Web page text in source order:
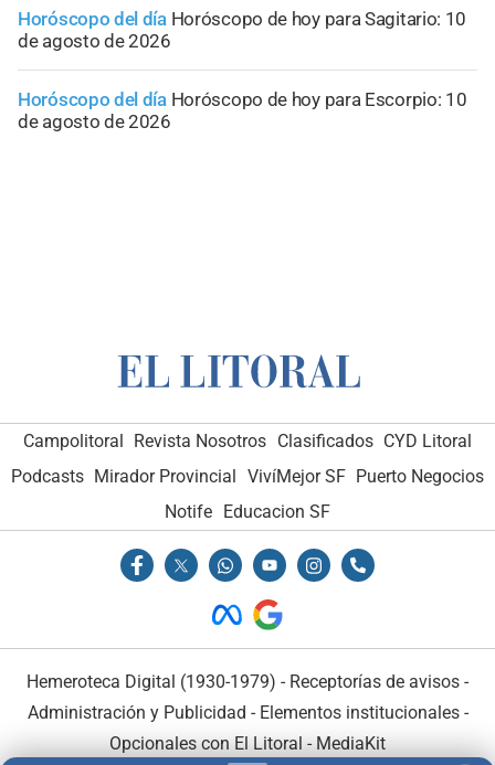
Horóscopo del día Horóscopo de hoy para Sagitario: 10
de agosto de 2026
Horóscopo del día Horóscopo de hoy para Escorpio: 10
de agosto de 2026
Campolitoral Revista Nosotros Clasificados CYD Litoral
Podcasts Mirador Provincial VivíMejor SF Puerto Negocios
Notife Educacion SF
Hemeroteca Digital (1930-1979) - Receptorías de avisos -
Administración y Publicidad - Elementos institucionales-
Opcionales con El Litoral - MediaKit